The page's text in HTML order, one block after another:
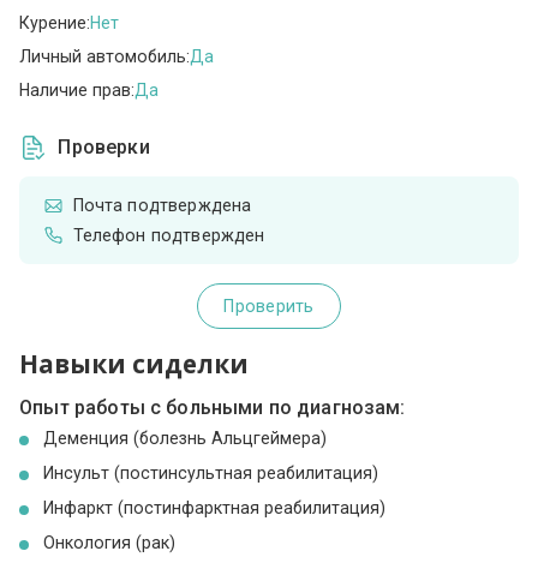
Курение:Нет
Личный автомобиль:Да
Наличие прав:Да
Проверки
Почта подтверждена
Телефон подтвержден
Проверить
Навыки сиделки
Опыт работы с больными по диагнозам:
Деменция (болезнь Альцгеймера)
Инсульт (постинсультная реабилитация)
Инфаркт (постинфарктная реабилитация)
Онкология (рак)